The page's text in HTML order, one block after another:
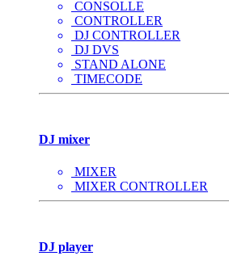
CONSOLLE
CONTROLLER
DJ CONTROLLER
DJ DVS
STAND ALONE
TIMECODE
DJ mixer
MIXER
MIXER CONTROLLER
DJ player